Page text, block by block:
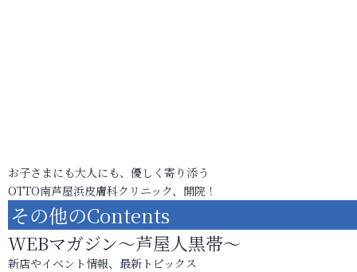
お子さまにも大人にも、優しく寄り添う
OTTO南芦屋浜皮膚科クリニック、開院！
その他のContents
WEBマガジン～芦屋人黒帯～
新店やイベント情報、最新トピックス